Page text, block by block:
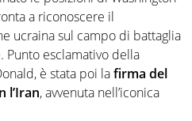
a riconoscere il
ucraina sul campo di battaglia
Punto esclamativo della
è stata poi lafirma del
l’Iran, avvenuta nell’iconica